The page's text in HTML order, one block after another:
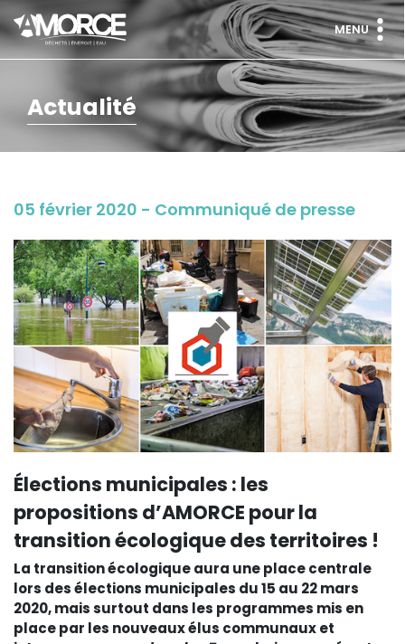
MENU
Actualité
05 février 2020 - Communiqué de presse
Élections municipales : les
propositions d’AMORCE pour la
transition écologique des territoires !
La transition écologique aura une place centrale
lors des élections municipales du 15 au 22 mars
2020, mais surtout dans les programmes mis en
place par les nouveaux élus communaux et